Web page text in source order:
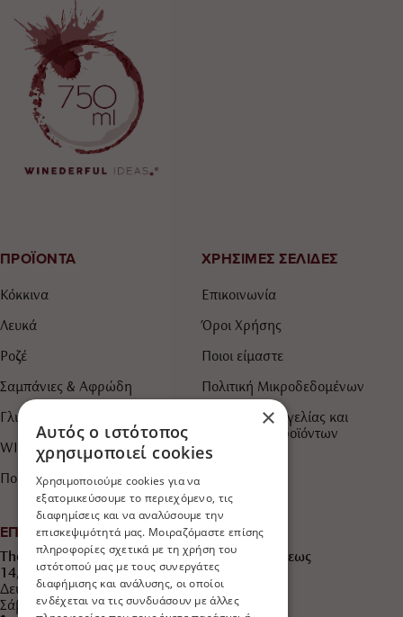
ΠΡΟΪΟΝΤΑ
Κόκκινα
Λευκά
Ροζέ
Σαμπάνιες & Αφρώδη
Γλυκά & Ημίγλυκα
WINEDERFUL IDEAS
Πορτοκαλί
ΧΡΗΣΙΜΕΣ ΣΕΛΙΔΕΣ
Επικοινωνία
Όροι Χρήσης
Ποιοι είμαστε
Πολιτική Μικροδεδομένων
Τρόποι Παραγγελίας και
Πληρωμής Προϊόντων
ΕΠΙΚΟΙΝΩΝΙΑ
The Wine Shop "750ml Winederful ideas®" Άρεως
14, Παλαιό Φάληρο, ΤΚ 17562
Δευτέρα έως Παρασκευή 10:30 - 21:30
Σάββατο 10:30 - 21:30
×
Αυτός ο ιστότοπος
χρησιμοποιεί cookies
Χρησιμοποιούμε cookies για να
εξατομικεύσουμε το περιεχόμενο, τις
διαφημίσεις και να αναλύσουμε την
επισκεψιμότητά μας. Μοιραζόμαστε επίσης
πληροφορίες σχετικά με τη χρήση του
ιστότοπού μας με τους συνεργάτες
διαφήμισης και ανάλυσης, οι οποίοι
ενδέχεται να τις συνδυάσουν με άλλες